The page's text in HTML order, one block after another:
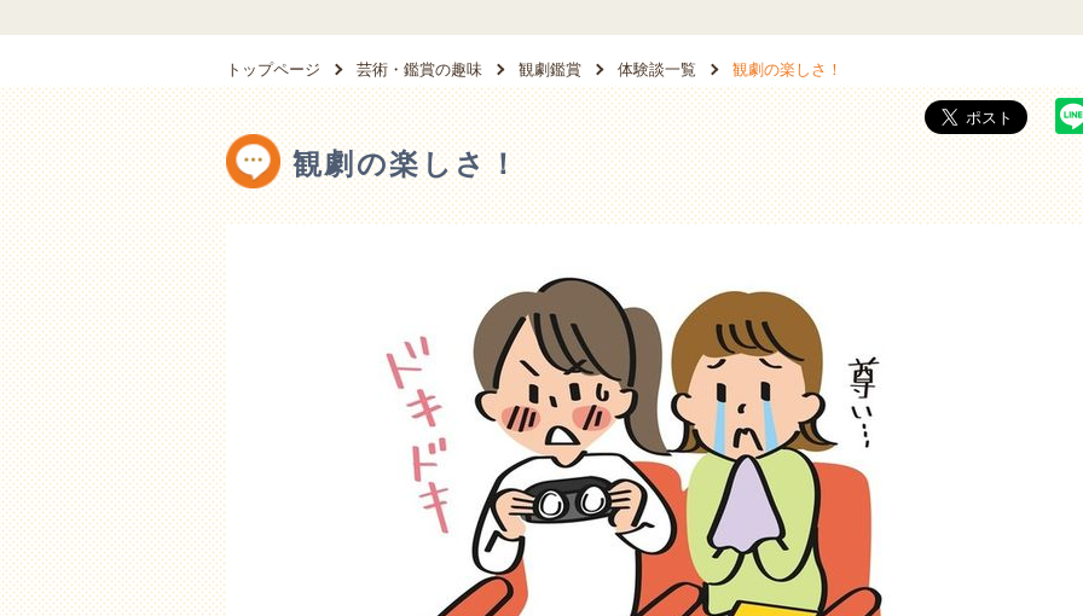
トップページ 芸術・鑑賞の趣味 観劇鑑賞 体験談一覧 観劇の楽しさ！
観劇の楽しさ！